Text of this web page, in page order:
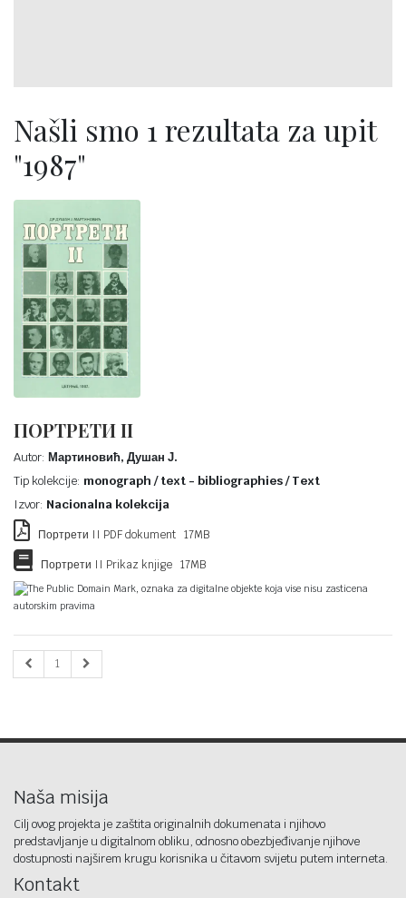
Našli smo 1 rezultata za upit
"1987"
ПОРТРЕТИ II
Autor: Мартиновић, Душан Ј.
Tip kolekcije: monograph / text - bibliographies / Text
Izvor: Nacionalna kolekcija
Портрети II PDF dokument 17MB
Портрети II Prikaz knjige 17MB
The Public Domain Mark, oznaka za digitalne objekte koja vise nisu zasticena
autorskim pravima
1
Naša misija
Cilj ovog projekta je zaštita originalnih dokumenata i njihovo
predstavljanje u digitalnom obliku, odnosno obezbjeđivanje njihove
dostupnosti najširem krugu korisnika u čitavom svijetu putem interneta.
Kontakt